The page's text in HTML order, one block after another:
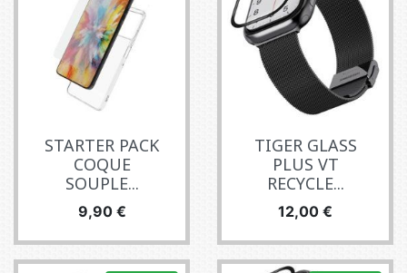
STARTER PACK
COQUE
SOUPLE...
Preis
9,90 €
TIGER GLASS
PLUS VT
RECYCLE...
Preis
12,00 €